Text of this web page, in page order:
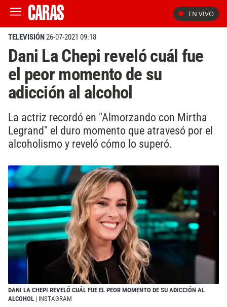
EN VIVO
TELEVISIÓN26-07-2021 09:18
Dani La Chepi reveló cuál fue
el peor momento de su
adicción al alcohol
La actriz recordó en "Almorzando con Mirtha
Legrand" el duro momento que atravesó por el
alcoholismo y reveló cómo lo superó.
DANI LA CHEPI REVELÓ CUÁL FUE EL PEOR MOMENTO DE SU ADICCIÓN AL
ALCOHOL | INSTAGRAM